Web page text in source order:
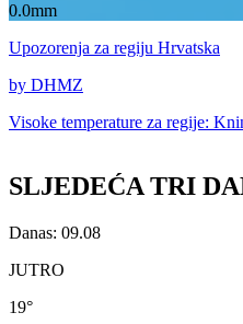
0.0mm
Upozorenja za regiju Hrvatska
by DHMZ
Visoke temperature za regije:
SLJEDEĆA TRI
Danas: 09.08
JUTRO
19°